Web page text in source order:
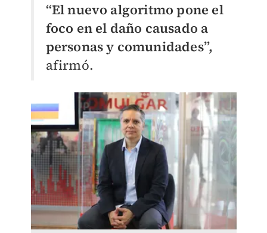
“El nuevo algoritmo pone el
foco en el daño causado a
personas y comunidades”,
afirmó.